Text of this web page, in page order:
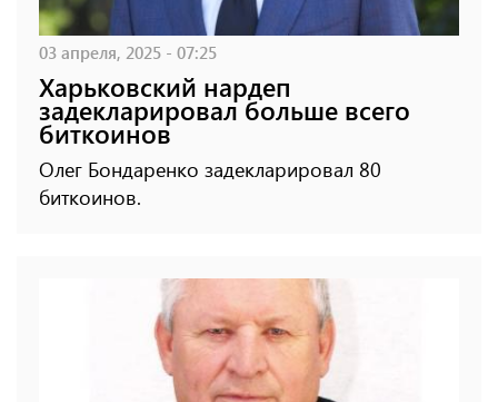
03 апреля, 2025 - 07:25
Харьковский нардеп
задекларировал больше всего
биткоинов
Олег Бондаренко задекларировал 80
биткоинов.